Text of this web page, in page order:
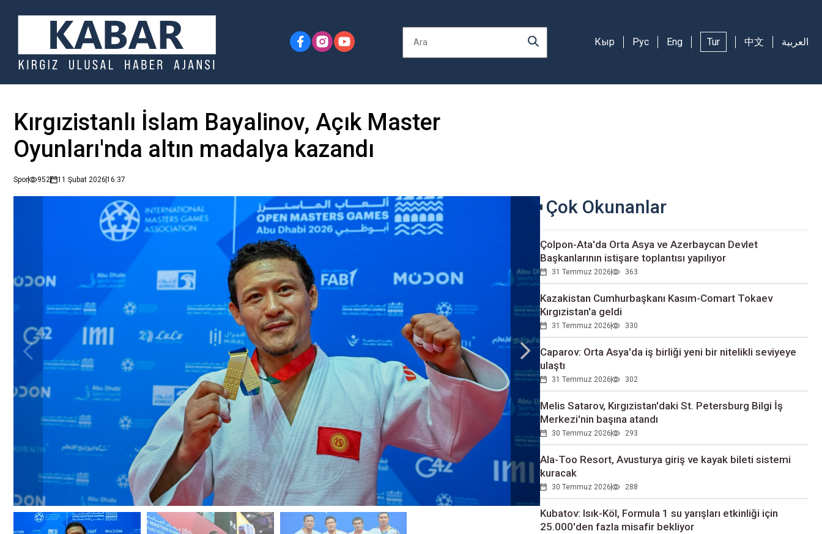
Кыр Рус Eng Tur 中文 العربية
Kırgızistanlı İslam Bayalinov, Açık Master
Oyunları'nda altın madalya kazandı
Spor 952 11 Şubat 202616:37
Çok Okunanlar
Çolpon-Ata'da Orta Asya ve Azerbaycan Devlet
Başkanlarının istişare toplantısı yapılıyor
31 Temmuz 2026 363
Kazakistan Cumhurbaşkanı Kasım-Comart Tokaev
Kırgızistan'a geldi
31 Temmuz 2026 330
Caparov: Orta Asya'da iş birliği yeni bir nitelikli seviyeye
ulaştı
31 Temmuz 2026 302
Melis Satarov, Kırgızistan'daki St. Petersburg Bilgi İş
Merkezi'nin başına atandı
30 Temmuz 2026 293
Ala-Too Resort, Avusturya giriş ve kayak bileti sistemi
kuracak
30 Temmuz 2026 288
Kubatov: Isık-Köl, Formula 1 su yarışları etkinliği için
25.000'den fazla misafir bekliyor